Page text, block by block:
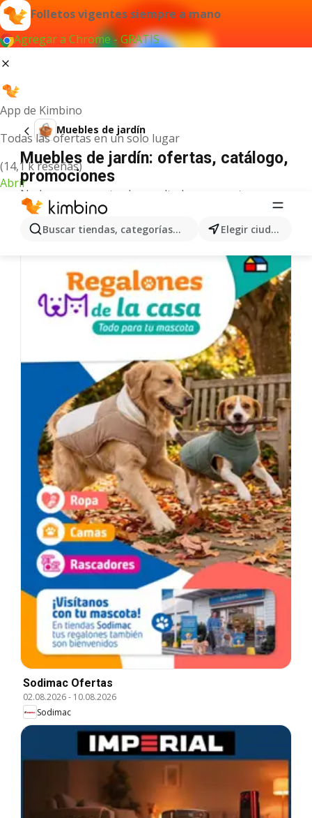
Folletos vigentes siempre a mano
Agregar a Chrome - GRATIS
App de Kimbino
Todas las ofertas en un solo lugar
(14,1 k reseñas)
Abrir
Buscar tiendas, categorías, productos... Elegir ciudad
Muebles de jardín
Muebles de jardín: ofertas, catálogo,
promociones
No hemos encontrado resultados para este
término.
Más ofertas en la categoría
Sodimac Ofertas
02.08.2026- 10.08.2026
Sodimac